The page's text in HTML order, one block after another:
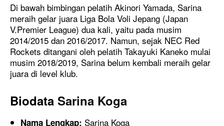
Di bawah bimbingan pelatih Akinori Yamada, Sarina
meraih gelar juara Liga Bola Voli Jepang (Japan
V.Premier League) dua kali, yaitu pada musim
2014/2015 dan 2016/2017. Namun, sejak NEC Red
Rockets ditangani oleh pelatih Takayuki Kaneko mulai
musim 2018/2019, Sarina belum kembali meraih gelar
juara di level klub.
Biodata Sarina Koga
Nama Lengkap: Sarina Koga